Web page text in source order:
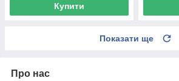
Купити
Показати ще
Про нас